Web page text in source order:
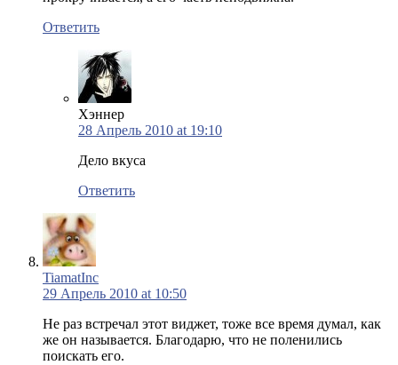
Ответить
Хэннер
28 Апрель 2010 at 19:10
Дело вкуса
Ответить
TiamatInc
29 Апрель 2010 at 10:50
Не раз встречал этот виджет, тоже все время думал, как
же он называется. Благодарю, что не поленились
поискать его.